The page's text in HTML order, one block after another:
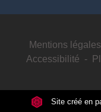
Mentions légales
Accessibilité -
Site créé en